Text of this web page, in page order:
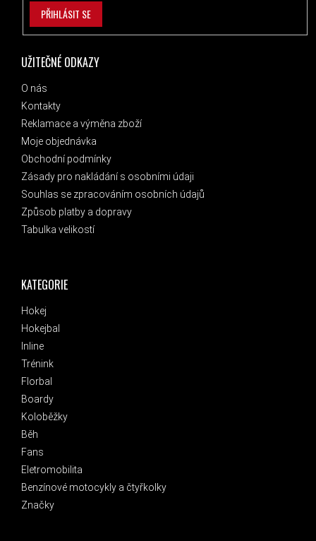
KATEGORIE
Hokej
Hokejbal
Inline
Trénink
Florbal
Boardy
Koloběžky
Běh
Fans
Eletromobilita
Benzínové motocykly a čtyřkolky
Značky
UŽITEČNÉ ODKAZY
O nás
Kontakty
Reklamace a výměna zboží
Moje objednávka
Obchodní podmínky
Zásady pro nakládání s osobními údaji
Souhlas se zpracováním osobních údajů
Způsob platby a dopravy
Tabulka velikostí
PŘIHLÁSIT SE